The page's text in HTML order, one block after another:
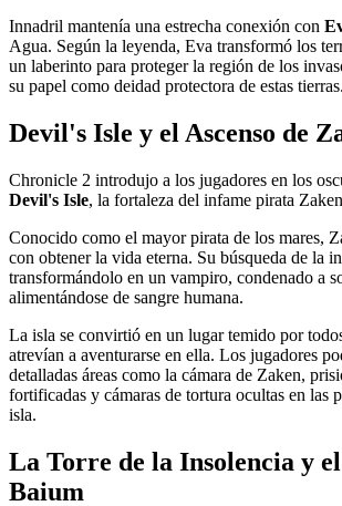
Innadril mantenía una estrecha conexión con
Agua. Según la leyenda, Eva transformó los
un laberinto para proteger la región de los
su papel como deidad protectora de estas tierras.
Devil's Isle y el Ascenso de
Chronicle 2 introdujo a los jugadores en los
Devil's Isle, la fortaleza del infame pirata
Conocido como el mayor pirata de los mares,
con obtener la vida eterna. Su búsqueda de la
transformándolo en un vampiro, condenado a
alimentándose de sangre humana.
La isla se convirtió en un lugar temido por
atrevían a aventurarse en ella. Los jugadores
detalladas áreas como la cámara de Zaken,
fortificadas y cámaras de tortura ocultas en las
isla.
La Torre de la Insolencia y
Baium